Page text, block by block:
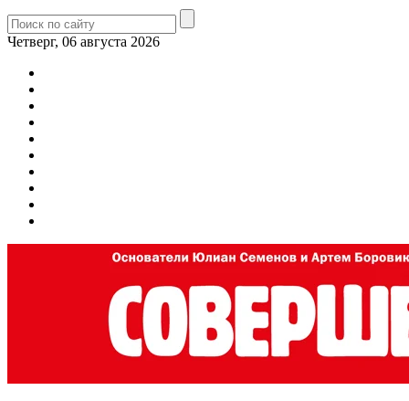
Четверг, 06 августа 2026